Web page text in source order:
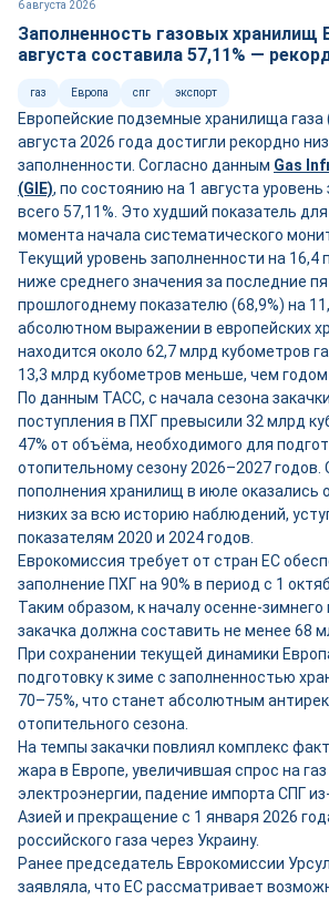
6 августа 2026
Заполненность газовых хранилищ
августа составила 57,11% —
газ Европа спг экспорт
Европейские подземные хранилища газа
августа 2026 года достигли рекордно
заполненности. Согласно данным Gas
(GIE), по состоянию на 1 августа
всего 57,11%. Это худший показатель
момента начала систематического
Текущий уровень заполненности на 16,4
ниже среднего значения за последние
прошлогоднему показателю (68,9%) на
абсолютном выражении в европейских
находится около 62,7 млрд кубометров
13,3 млрд кубометров меньше, чем годом
По данным ТАСС, с начала сезона
поступления в ПХГ превысили 32 млрд
47% от объёма, необходимого для
отопительному сезону 2026–2027
пополнения хранилищ в июле оказались
низких за всю историю наблюдений,
показателям 2020 и 2024 годов.
Еврокомиссия требует от стран ЕС
заполнение ПХГ на 90% в период с 1
Таким образом, к началу осенне-
закачка должна составить не менее 68
При сохранении текущей динамики
подготовку к зиме с заполненностью
70–75%, что станет абсолютным
отопительного сезона.
На темпы закачки повлиял комплекс
жара в Европе, увеличившая спрос на
электроэнергии, падение импорта СПГ
Азией и прекращение с 1 января 2026
российского газа через Украину.
Ранее председатель Еврокомиссии
заявляла, что ЕС рассматривает